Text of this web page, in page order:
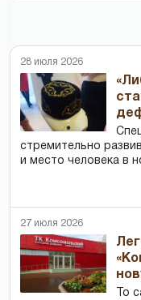
28 июля 2026
стремительно
и место человека в
27 июля 2026
То